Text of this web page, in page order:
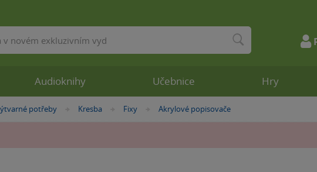
potřeby »
Kresba »Fixy »Akrylové popisovače
Audioknihy Učebnice Hry